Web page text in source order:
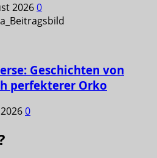
20260
Geschichten von
perfekterer Orko
0